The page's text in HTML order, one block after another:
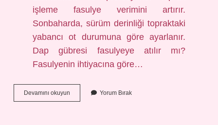
işleme fasulye verimini artırır.
Sonbaharda, sürüm derinliği topraktaki
yabancı ot durumuna göre ayarlanır.
Dap gübresi fasulyeye atılır mı?
Fasulyenin ihtiyacına göre…
Devamını okuyun
Fasulyeye
Yorum Bırak